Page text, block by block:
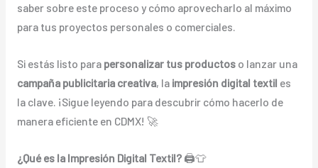
saber sobre este proceso y cómo aprovecharlo al máximo
para tus proyectos personales o comerciales.
Si estás listo para personalizar tus productoso lanzar una
campaña publicitaria creativa, la impresión digital textil es
la clave. ¡Sigue leyendo para descubrir cómo hacerlo de
manera eficiente en CDMX! 🚀
¿Qué es la Impresión Digital Textil?🖨️👕